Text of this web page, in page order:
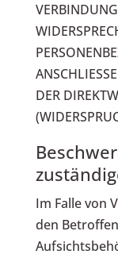
DER
Im Falle von
den